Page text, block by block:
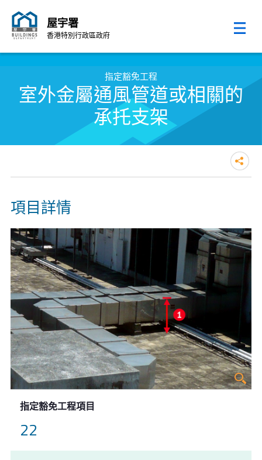
屋宇署
香港特別行政區政府
指定豁免工程
室外金屬通風管道或相關的
承托支架
項目詳情
指定豁免工程項目
22